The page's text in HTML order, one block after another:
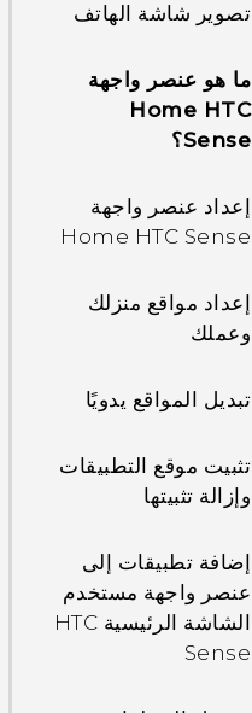
تصوير شاشة الهاتف
ما هو عنصر واجهة
Home HTC
Sense؟
إعداد عنصر واجهة
Home HTC Sense
إعداد مواقع منزلك
وعملك
تبديل المواقع يدويًا
تثبيت موقع التطبيقات
وإزالة تثبيتها
إضافة تطبيقات إلى
عنصر واجهة مستخدم
الشاشة الرئيسية HTC
Sense